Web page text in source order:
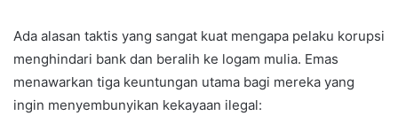
Ada alasan taktis yang sangat kuat mengapa pelaku korupsi
menghindari bank dan beralih ke logam mulia. Emas
menawarkan tiga keuntungan utama bagi mereka yang
ingin menyembunyikan kekayaan ilegal: